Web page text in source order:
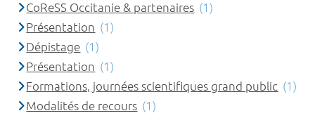
CoReSS Occitanie & partenaires (1)
Présentation (1)
Dépistage (1)
Présentation (1)
Formations, journées scientifiques grand public (1)
Modalités de recours (1)